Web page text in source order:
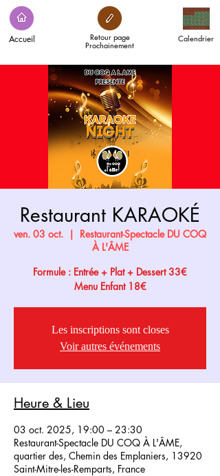
Accueil Calendrier
Retour page
Prochainement
Restaurant KARAOKÉ
ven. 03 oct.
  |
Restaurant-Spectacle DU COQ
À L'ÂME
Formule : Entrée + Plat + Dessert 33€
Menu Enfant 18€
Les inscriptions sont closes
Voir autres événements
Heure & Lieu
03 oct. 2025, 19:00 – 23:30
Restaurant-Spectacle DU COQ À L'ÂME,
quartier des, Chemin des Emplaniers, 13920
Saint-Mitre-les-Remparts, France